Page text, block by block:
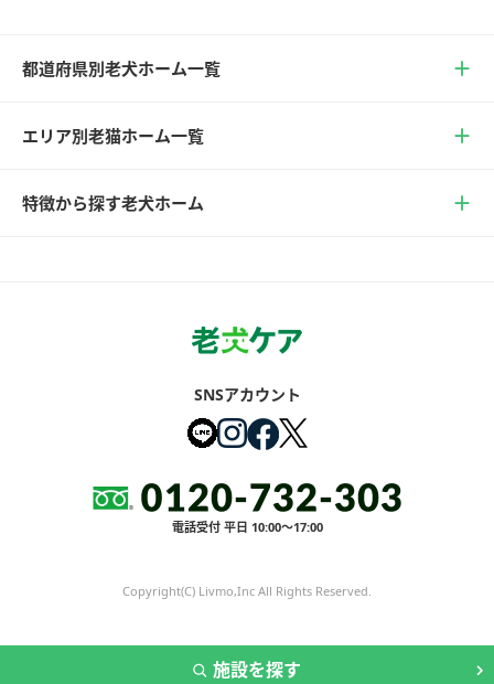
施設を探す
都道府県別老犬ホーム一覧
エリア別老猫ホーム一覧
特徴から探す老犬ホーム
SNSアカウント
電話受付 平日 10:00～17:00
Copyright(C) Livmo,Inc All Rights Reserved.